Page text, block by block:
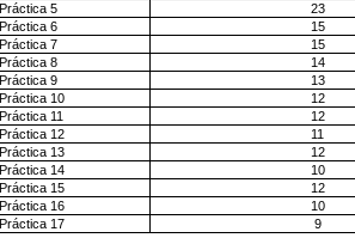
Práctica 5
23
Práctica 6
15
Práctica 7
15
Práctica 8
14
Práctica 9
13
Práctica 10
12
Práctica 11
12
Práctica 12
11
Práctica 13
12
Práctica 14
10
Práctica 15
12
Práctica 16
10
Práctica 17
9